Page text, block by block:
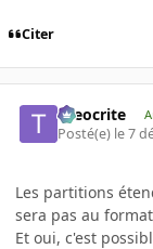
Citer
theocrite
Posté(e) le 7
Les partitions
sera pas au
Et oui, c'est